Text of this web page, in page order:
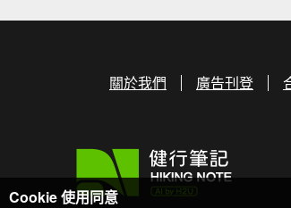
關於我們 廣告刊登
Cookie 使用同意